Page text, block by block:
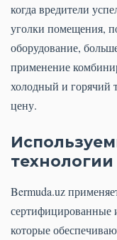
когда вредители
уголки помещения,
оборудование,
применение
холодный и горячий
цену.
технологии
Bermuda.uz
сертифицированные
которые